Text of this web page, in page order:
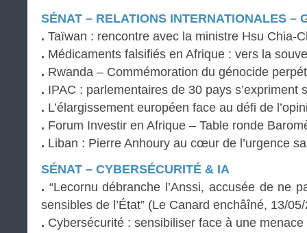
SÉNAT – RELATIONS INTERNATIONALES –
. Taïwan : rencontre avec la ministre Hsu Chia-
. Médicaments falsifiés en Afrique : vers la
. Rwanda – Commémoration du génocide
. IPAC : parlementaires de 30 pays s’expriment
. L’élargissement européen face au défi de
. Forum Investir en Afrique – Table ronde
. Liban : Pierre Anhoury au cœur de l’urgence
SÉNAT – CYBERSÉCURITÉ & IA
. “Lecornu débranche l’Anssi, accusée de ne
sensibles de l’État” (Le Canard enchâîné, 13/
. Cybersécurité : sensibiliser face à une